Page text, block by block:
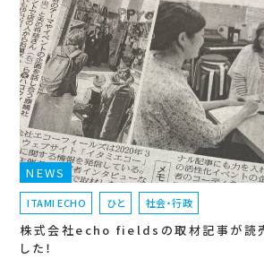
NEWS
ITAMI ECHO ひと 社会・行政
株式会社echo fieldsの取材記事が読
した！